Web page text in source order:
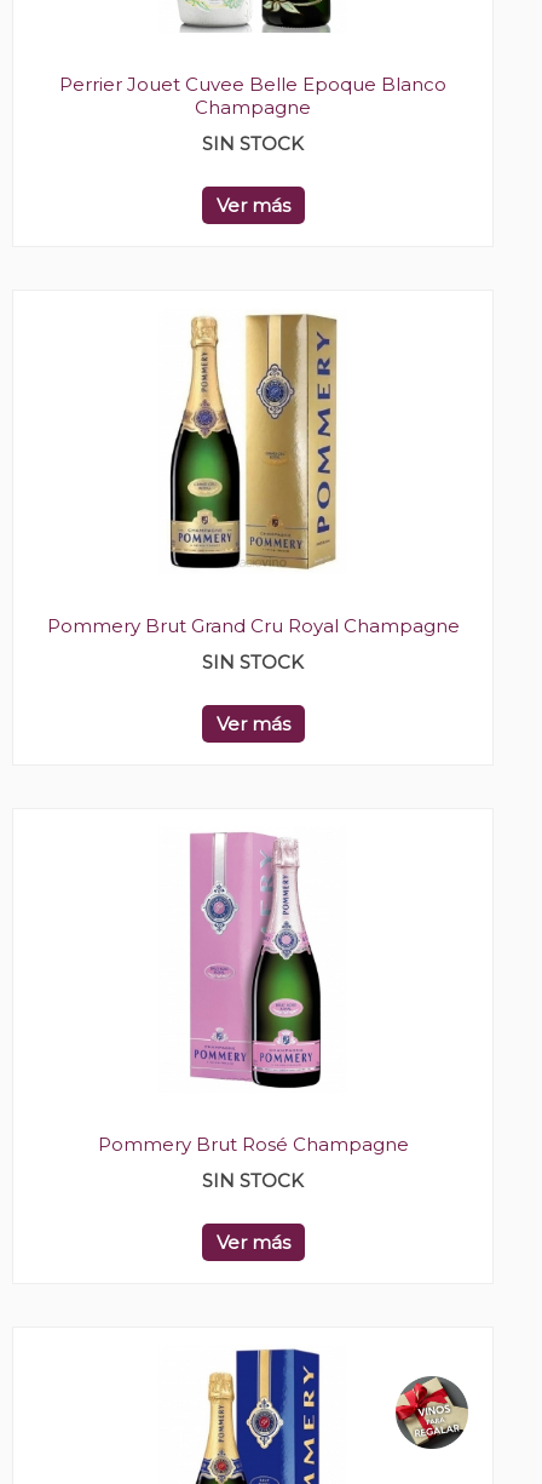
Perrier Jouet Cuvee Belle Epoque Blanco
Champagne
SIN STOCK
Ver más
Pommery Brut Grand Cru Royal Champagne
SIN STOCK
Ver más
Pommery Brut Rosé Champagne
SIN STOCK
Ver más